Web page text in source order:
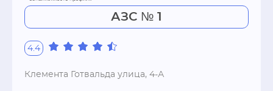
АЗС № 1
4.4
Клемента Готвальда улица, 4-А